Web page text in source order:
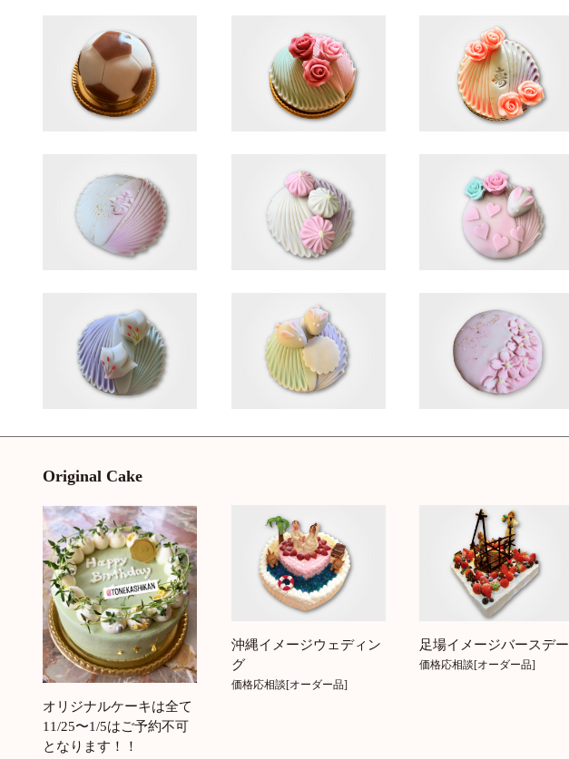
Original Cake
オリジナルケーキは全て
11/25〜1/5はご予約不可
となります！！
沖縄イメージウェディン
グ
価格応相談[オーダー品]
足場イメージバースデー
価格応相談[オーダー品]